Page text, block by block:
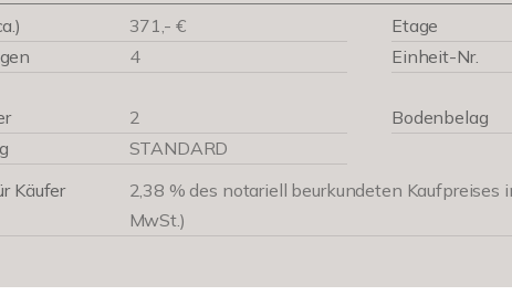
371,- € Etage
4 Einheit-Nr.
2 Bodenbelag
STANDARD
Käufer
2,38 % des notariell beurkundeten Kaufpreises
MwSt.)